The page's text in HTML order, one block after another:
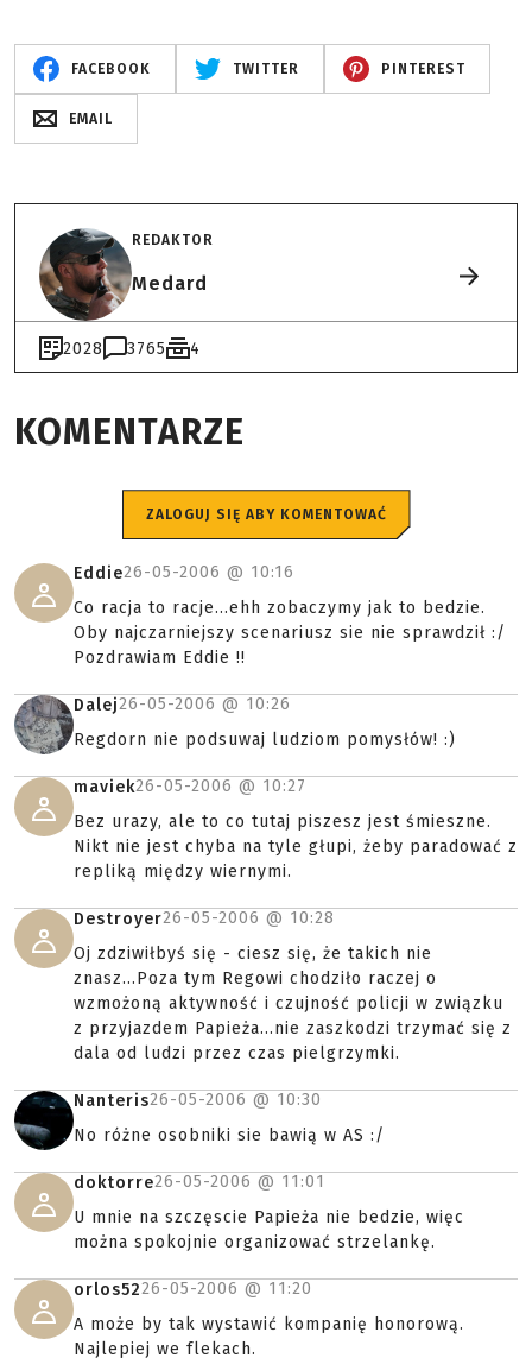
FACEBOOK TWITTER PINTEREST
EMAIL
REDAKTOR
Medard
2028 3765 4
KOMENTARZE
ZALOGUJ SIĘ ABY KOMENTOWAĆ
Eddie26-05-2006 @ 10:16
Co racja to racje...ehh zobaczymy jak to bedzie.
Oby najczarniejszy scenariusz sie nie sprawdził :/
Pozdrawiam Eddie !!
Dalej26-05-2006 @ 10:26
Regdorn nie podsuwaj ludziom pomysłów! :)
maviek26-05-2006 @ 10:27
Bez urazy, ale to co tutaj piszesz jest śmieszne.
Nikt nie jest chyba na tyle głupi, żeby paradować z
repliką między wiernymi.
Destroyer26-05-2006 @ 10:28
Oj zdziwiłbyś się - ciesz się, że takich nie
znasz...Poza tym Regowi chodziło raczej o
wzmożoną aktywność i czujność policji w związku
z przyjazdem Papieża...nie zaszkodzi trzymać się z
dala od ludzi przez czas pielgrzymki.
Nanteris26-05-2006 @ 10:30
No różne osobniki sie bawią w AS :/
doktorre26-05-2006 @ 11:01
U mnie na szczęscie Papieża nie bedzie, więc
można spokojnie organizować strzelankę.
orlos5226-05-2006 @ 11:20
A może by tak wystawić kompanię honorową.
Najlepiej we flekach.